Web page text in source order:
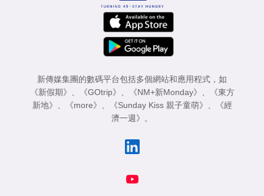
新傳媒集團的數碼平台包括多個網站和應用程式，如
《新假期》
《GOtrip》 《NM+新Monday》
《東方
新地》
《more》 《Sunday Kiss 親子童萌》
《經
濟一週》
。